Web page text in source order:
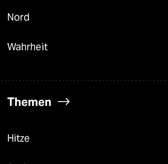
Nord
Wahrheit
Themen
Hitze